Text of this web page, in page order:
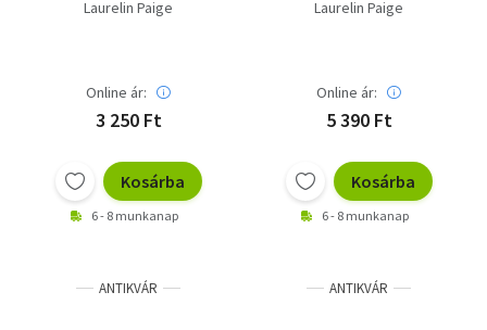
Laurelin Paige
Online ár:
3 250 Ft
Kosárba
6 - 8 munkanap
Laurelin Paige
Online ár:
5 390 Ft
Kosárba
6 - 8 munkanap
ANTIKVÁR ANTIKVÁR